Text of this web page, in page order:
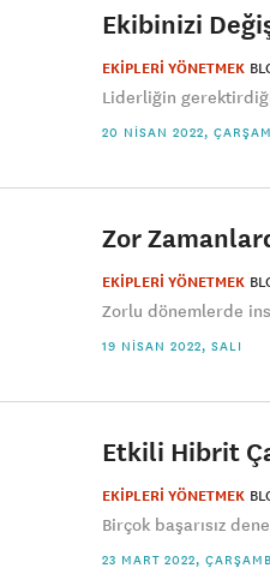
Ekibinizi
EKİPLERİ YÖNETMEK
Liderliğin
20 NISAN 2022,
Zor
EKİPLERİ YÖNETMEK
Zorlu dönemlerde
19 NISAN 2022, SALI
Etkili Hibrit
EKİPLERİ YÖNETMEK
Birçok başarısız
23 MART 2022,